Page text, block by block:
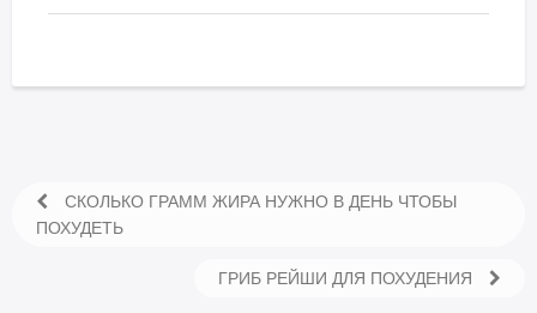
СКОЛЬКО ГРАММ ЖИРА НУЖНО В ДЕНЬ ЧТОБЫ
ПОХУДЕТЬ
ГРИБ РЕЙШИ ДЛЯ ПОХУДЕНИЯ